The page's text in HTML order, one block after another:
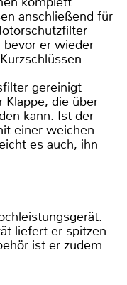
anschließend für
er wieder
gereinigt
die über
kann. Ist der
einer weichen
es auch, ihn
liefert er spitzen
ist er zudem